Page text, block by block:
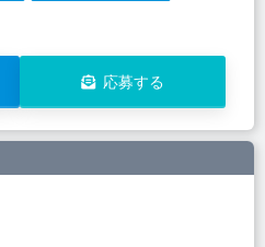
応募する